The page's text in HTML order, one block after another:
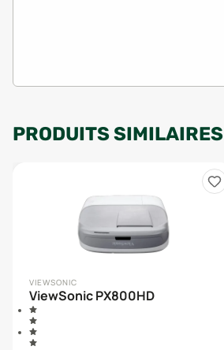
PRODUITS SIMILAIRES
VIEWSONIC
ViewSonic PX800HD